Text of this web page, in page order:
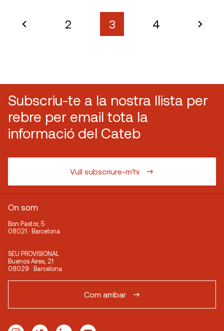
2 3 4
Subscriu-te a la nostra llista per
rebre per email tota la
informació del Cateb
Vull subscriure-m'hi
On som
Bon Pastor, 5
08021 · Barcelona
SEU PROVISIONAL
Buenos Aires, 21
08029 · Barcelona
Com arribar